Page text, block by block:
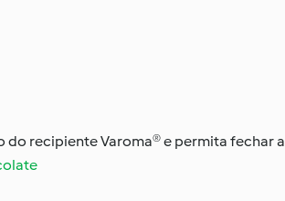
do recipiente Varoma® e permita fechar a